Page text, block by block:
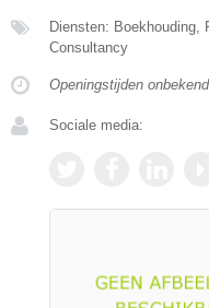
Diensten: Boekhouding,
Consultancy
Openingstijden onbekend
Sociale media: